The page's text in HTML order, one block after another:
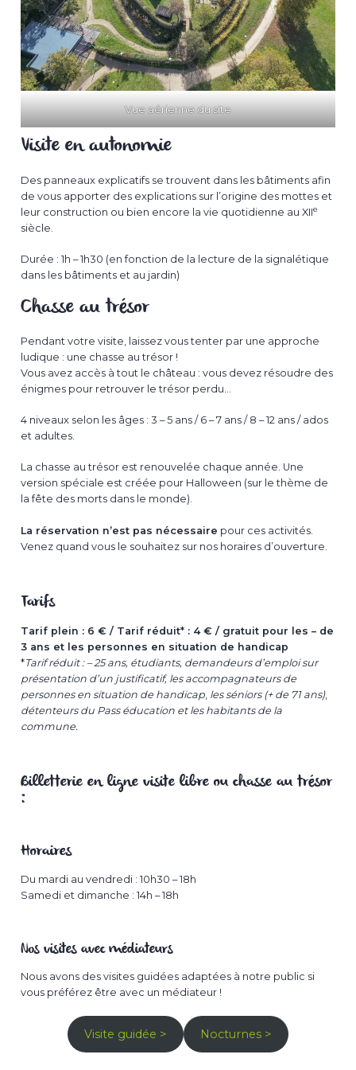
Vue aérienne du site
Visite en autonomie
Des panneaux explicatifs se trouvent dans les bâtiments afin
de vous apporter des explications sur l’origine des mottes et
leur construction ou bien encore la vie quotidienne au XIIe
siècle.
Durée : 1h – 1h30 (en fonction de la lecture de la signalétique
dans les bâtiments et au jardin)
Chasse au trésor
Pendant votre visite, laissez vous tenter par une approche
ludique : une chasse au trésor !
Vous avez accès à tout le château : vous devez résoudre des
énigmes pour retrouver le trésor perdu…
4 niveaux selon les âges : 3 – 5 ans / 6 – 7 ans / 8 – 12 ans / ados
et adultes.
La chasse au trésor est renouvelée chaque année. Une
version spéciale est créée pour Halloween (sur le thème de
la fête des morts dans le monde).
La réservation n’est pas nécessaire pour ces activités.
Venez quand vous le souhaitez sur nos horaires d’ouverture.
Tarifs
Tarif plein : 6 € / Tarif réduit* : 4 € / gratuit pour les – de
3 ans et les personnes en situation de handicap
*Tarif réduit : – 25 ans, étudiants, demandeurs d’emploi sur
présentation d’un justificatif, les accompagnateurs de
personnes en situation de handicap, les séniors (+ de 71 ans),
détenteurs du Pass éducation et les habitants de la
commune.
Billetterie en ligne visite libre ou chasse au trésor
:
Horaires
Du mardi au vendredi : 10h30 – 18h
Samedi et dimanche : 14h – 18h
Nos visites avec médiateurs
Nous avons des visites guidées adaptées à notre public si
vous préférez être avec un médiateur !
Visite guidée > Nocturnes >